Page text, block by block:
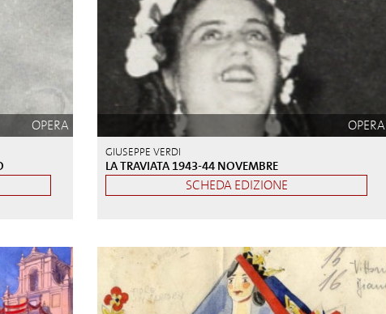
OPERA OPERA
GIUSEPPE VERDI
LA TRAVIATA 1943-44 NOVEMBRE
SCHEDA EDIZIONE